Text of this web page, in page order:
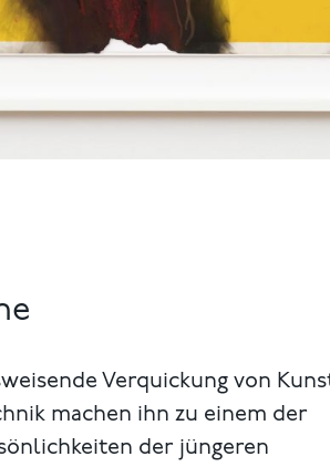
Verquickung von
machen ihn zu einem der
der jüngeren